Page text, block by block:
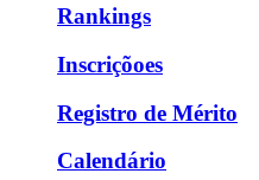
Rankings
Inscriçõoes
Registro de Mérito
Calendário